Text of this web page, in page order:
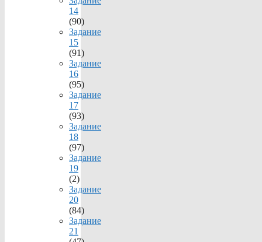
14
(90)
Задание
15
(91)
Задание
16
(95)
Задание
17
(93)
Задание
18
(97)
Задание
19
(2)
Задание
20
(84)
Задание
21